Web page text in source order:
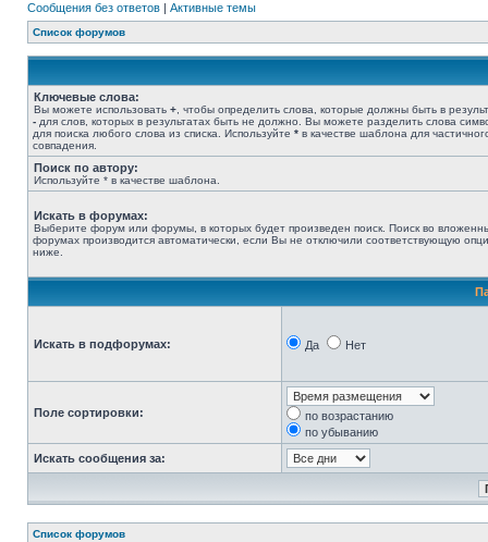
Сообщения без ответов | Активные темы
Список форумов
Ключевые слова:
Вы можете использовать + , чтобы определить слова, которые должны быть в
- для слов, которых в результатах быть не должно. Вы можете разделить слова
для поиска любого слова из списка. Используйте * в качестве шаблона для
совпадения.
Поиск по автору:
Используйте * в качестве шаблона.
Искать в форумах:
Выберите форум или форумы, в которых будет произведен поиск. Поиск во
форумах производится автоматически, если Вы не отключили соответствующую
ниже.
Искать в подфорумах: Да Нет
Поле сортировки:
по возрастанию
по убыванию
Искать сообщения за:
Список форумов